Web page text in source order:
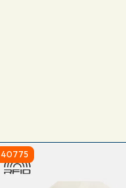
40775